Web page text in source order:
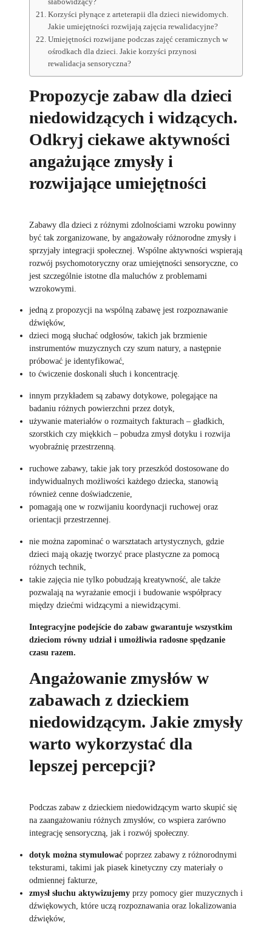
Korzyści płynące z arteterapii dla dzieci niewidomych.
Jakie umiejętności rozwijają zajęcia rewalidacyjne?
Umiejętności rozwijane podczas zajęć ceramicznych w
ośrodkach dla dzieci. Jakie korzyści przynosi
rewalidacja sensoryczna?
Propozycje zabaw dla dzieci
niedowidzących i widzących.
Odkryj ciekawe aktywności
angażujące zmysły i
rozwijające umiejętności
Zabawy dla dzieci z różnymi zdolnościami wzroku powinny
być tak zorganizowane, by angażowały różnorodne zmysły i
sprzyjały integracji społecznej. Wspólne aktywności wspierają
rozwój psychomotoryczny oraz umiejętności sensoryczne, co
jest szczególnie istotne dla maluchów z problemami
wzrokowymi.
jedną z propozycji na wspólną zabawę jest rozpoznawanie
dźwięków,
dzieci mogą słuchać odgłosów, takich jak brzmienie
instrumentów muzycznych czy szum natury, a następnie
próbować je identyfikować,
to ćwiczenie doskonali słuch i koncentrację.
innym przykładem są zabawy dotykowe, polegające na
badaniu różnych powierzchni przez dotyk,
używanie materiałów o rozmaitych fakturach – gładkich,
szorstkich czy miękkich – pobudza zmysł dotyku i rozwija
wyobraźnię przestrzenną.
ruchowe zabawy, takie jak tory przeszkód dostosowane do
indywidualnych możliwości każdego dziecka, stanowią
również cenne doświadczenie,
pomagają one w rozwijaniu koordynacji ruchowej oraz
orientacji przestrzennej.
nie można zapominać o warsztatach artystycznych, gdzie
dzieci mają okazję tworzyć prace plastyczne za pomocą
różnych technik,
takie zajęcia nie tylko pobudzają kreatywność, ale także
pozwalają na wyrażanie emocji i budowanie współpracy
między dziećmi widzącymi a niewidzącymi.
Integracyjne podejście do zabaw gwarantuje wszystkim
dzieciom równy udział i umożliwia radosne spędzanie
czasu razem.
Angażowanie zmysłów w
zabawach z dzieckiem
niedowidzącym. Jakie zmysły
warto wykorzystać dla
lepszej percepcji?
Podczas zabaw z dzieckiem niedowidzącym warto skupić się
na zaangażowaniu różnych zmysłów, co wspiera zarówno
integrację sensoryczną, jak i rozwój społeczny.
dotyk można stymulować poprzez zabawy z różnorodnymi
teksturami, takimi jak piasek kinetyczny czy materiały o
odmiennej fakturze,
zmysł słuchu aktywizujemy przy pomocy gier muzycznych i
dźwiękowych, które uczą rozpoznawania oraz lokalizowania
dźwięków,